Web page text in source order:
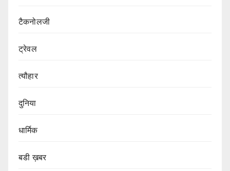
टैकनोलजी
ट्रेवल
त्यौहार
दुनिया
धार्मिक
बडी ख़बर